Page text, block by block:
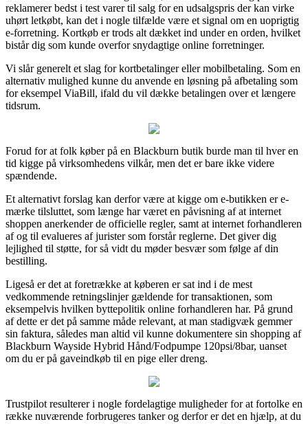
reklamerer bedst i test varer til salg for en udsalgspris der kan virke
uhørt letkøbt, kan det i nogle tilfælde være et signal om en uoprigtig
e-forretning. Kortkøb er trods alt dækket ind under en orden, hvilket
bistår dig som kunde overfor snydagtige online forretninger.
Vi slår generelt et slag for kortbetalinger eller mobilbetaling. Som en
alternativ mulighed kunne du anvende en løsning på afbetaling som
for eksempel ViaBill, ifald du vil dække betalingen over et længere
tidsrum.
Forud for at folk køber på en Blackburn butik burde man til hver en
tid kigge på virksomhedens vilkår, men det er bare ikke videre
spændende.
Et alternativt forslag kan derfor være at kigge om e-butikken er e-
mærke tilsluttet, som længe har været en påvisning af at internet
shoppen anerkender de officielle regler, samt at internet forhandleren
af og til evalueres af jurister som forstår reglerne. Det giver dig
lejlighed til støtte, for så vidt du møder besvær som følge af din
bestilling.
Ligeså er det at foretrække at køberen er sat ind i de mest
vedkommende retningslinjer gældende for transaktionen, som
eksempelvis hvilken byttepolitik online forhandleren har. På grund
af dette er det på samme måde relevant, at man stadigvæk gemmer
sin faktura, således man altid vil kunne dokumentere sin shopping af
Blackburn Wayside Hybrid Hånd/Fodpumpe 120psi/8bar, uanset
om du er på gaveindkøb til en pige eller dreng.
Trustpilot resulterer i nogle fordelagtige muligheder for at fortolke en
række nuværende forbrugeres tanker og derfor er det en hjælp, at du